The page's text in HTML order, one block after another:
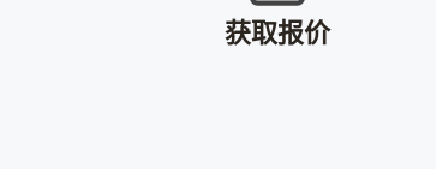
获取报价